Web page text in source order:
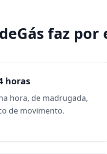
faz por
horas
hora, de madrugada,
de movimento.